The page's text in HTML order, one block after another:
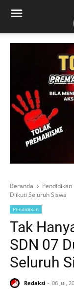
Beranda Pendidikan
Diikuti Seluruh Siswa
Pendidikan
Tak
SDN 07
Seluruh
Redaksi 06 Jul,